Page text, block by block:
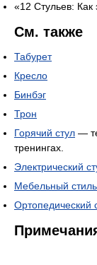
«12 Стульев:
См. также
Табурет
Кресло
Бинбэг
Трон
Горячий стул —
тренингах.
Электрический
Мебельный
Ортопедический